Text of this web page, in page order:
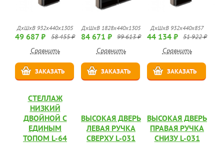
ДхШхВ 932х440х1305
49 687 ₽ 58 455 ₽
Сравнить
ЗАКАЗАТЬ
ДхШхВ 1828х440х1305
84 671 ₽ 99 613 ₽
Сравнить
ЗАКАЗАТЬ
ДхШхВ 932х440х857
44 134 ₽ 51 922 ₽
Сравнить
ЗАКАЗАТЬ
СТЕЛЛАЖ
НИЗКИЙ
ДВОЙНОЙ С
ЕДИНЫМ
ТОПОМ L-64
ВЫСОКАЯ ДВЕРЬ
ЛЕВАЯ РУЧКА
СВЕРХУ L-031
ВЫСОКАЯ ДВЕРЬ
ПРАВАЯ РУЧКА
СНИЗУ L-031